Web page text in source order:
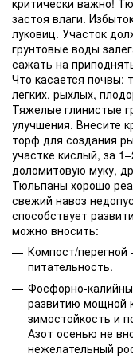
застоя влаги.
луковиц. Участок
грунтовые воды
сажать на
Что касается почвы:
легких, рыхлых,
Тяжелые глинистые
улучшения. Внесите
торф для создания
участке кислый, за
доломитовую муку,
Тюльпаны хорошо
свежий навоз
способствует
можно вносить:
Компост/перегной
питательность.
Фосфорно-
развитию мощной
зимостойкость и
Азот осенью не
нежелательный